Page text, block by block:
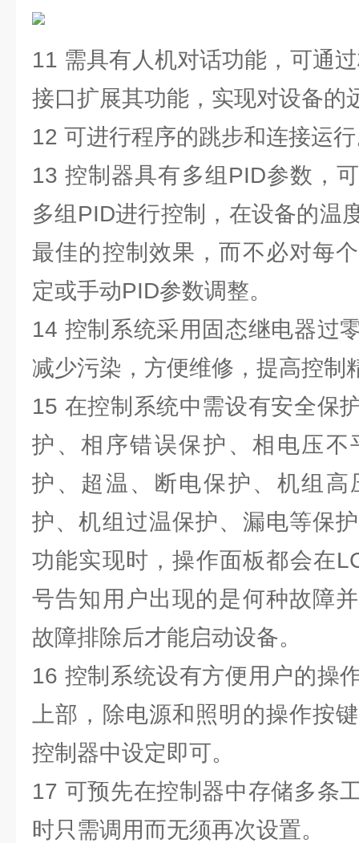
11 需具有人机对话功能，可通
接口扩展其功能，实现对设备的
12 可进行程序的跳步和连接运
13 控制器具有多组PID参数，
多组PID进行控制，在设备的温
最佳的控制效果，而不必对每
定或手动PID参数调整。
14 控制系统采用固态继电器过
减少污染，方便维修，提高控制
15 在控制系统中需设有安全保
护、相序错误保护、相电压不
护、超温、断电保护、机组高
护、机组过温保护、漏电等保
功能实现时，操作面板都会在
号告知用户出现的是何种故障
故障排除后才能启动设备。
16 控制系统设有方便用户的操
上部，除电源和照明的操作按
控制器中设定即可。
17 可预先在控制器中存储多条
时只需调用而无须再次设置。